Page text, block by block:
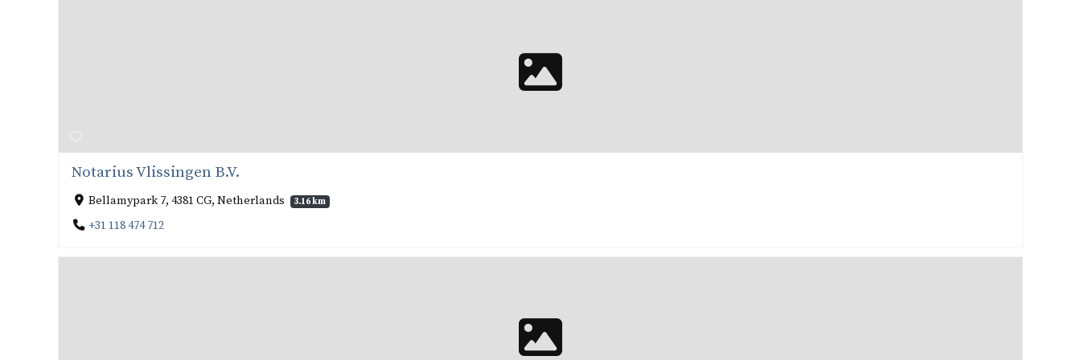
Notarius Vlissingen B.V.
Bellamypark 7, 4381 CG, Netherlands 3.16 km
+31 118 474 712